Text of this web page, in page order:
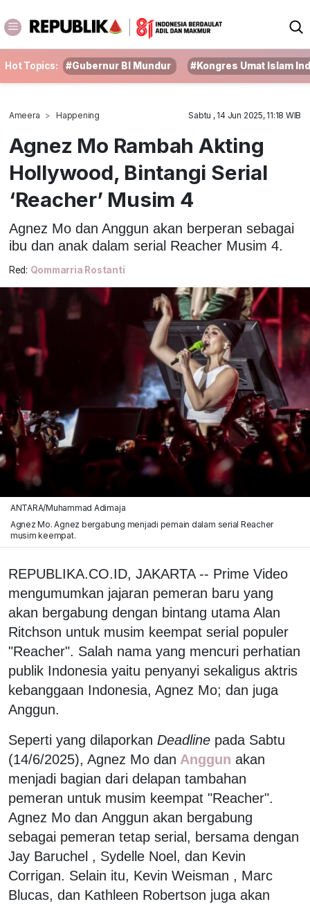
Hot Topics: #Gubernur BI Mundur #Kongres Umat Islam
Ameera Happening Sabtu , 14 Jun 2025, 11:18 WIB
Agnez Mo Rambah Akting
Hollywood, Bintangi Serial
‘Reacher’ Musim 4
Agnez Mo dan Anggun akan berperan sebagai
ibu dan anak dalam serial Reacher Musim 4.
Red: Qommarria Rostanti
ANTARA/Muhammad Adimaja
Agnez Mo. Agnez bergabung menjadi pemain dalam serial Reacher
musim keempat.
REPUBLIKA.CO.ID, JAKARTA -- Prime Video
mengumumkan jajaran pemeran baru yang
akan bergabung dengan bintang utama Alan
Ritchson untuk musim keempat serial populer
"Reacher". Salah nama yang mencuri perhatian
publik Indonesia yaitu penyanyi sekaligus aktris
kebanggaan Indonesia, Agnez Mo; dan juga
Anggun.
Seperti yang dilaporkan Deadline pada Sabtu
(14/6/2025), Agnez Mo dan Anggun akan
menjadi bagian dari delapan tambahan
pemeran untuk musim keempat "Reacher".
Agnez Mo dan Anggun akan bergabung
sebagai pemeran tetap serial, bersama dengan
Jay Baruchel , Sydelle Noel, dan Kevin
Corrigan. Selain itu, Kevin Weisman , Marc
Blucas, dan Kathleen Robertson juga akan